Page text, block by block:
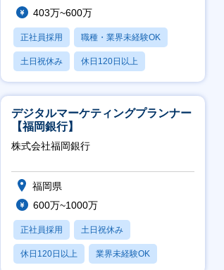
403万~600万
正社員採用 職種・業界未経験OK
土日祝休み 休日120日以上
産休・育休あり
デジタルマーケティングプランナー
【福岡銀行】
株式会社福岡銀行
福岡県
600万~1000万
正社員採用 土日祝休み
休日120日以上 業界未経験OK